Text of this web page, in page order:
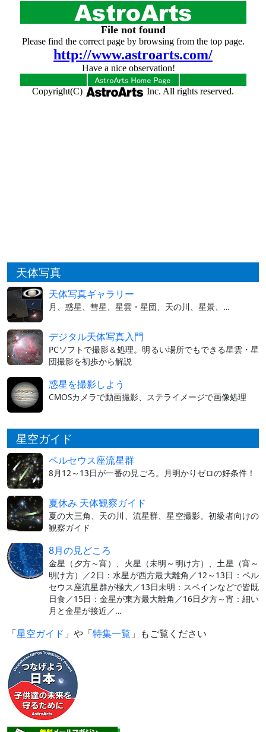
天体写真
天体写真ギャラリー
月、惑星、彗星、星雲・星団、天の川、星景、…
デジタル天体写真入門
PCソフトで撮影＆処理。明るい場所でもできる星雲・星
団撮影を初歩から解説
惑星を撮影しよう
CMOSカメラで動画撮影、ステライメージで画像処理
星空ガイド
ペルセウス座流星群
8月12～13日が一番の見ごろ。月明かりゼロの好条件！
夏休み 天体観察ガイド
夏の大三角、天の川、流星群、星空撮影。初級者向けの
観察ガイド
8月の見どころ
金星（夕方～宵）、火星（未明～明け方）、土星（宵～
明け方）／2日：水星が西方最大離角／12～13日：ペル
セウス座流星群が極大／13日未明：スペインなどで皆既
日食／15日：金星が東方最大離角／16日夕方～宵：細い
月と金星が接近／…
「星空ガイド 」や「特集一覧 」もご覧ください